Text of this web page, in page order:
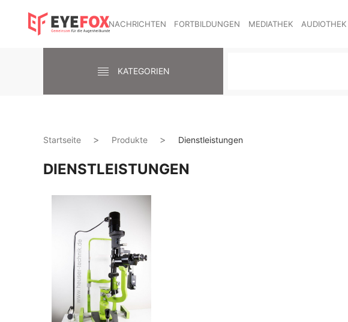
NACHRICHTEN FORTBILDUNGEN MEDIATHEK AUDIOTHEK
KATEGORIEN
Startseite Produkte Dienstleistungen
DIENSTLEISTUNGEN